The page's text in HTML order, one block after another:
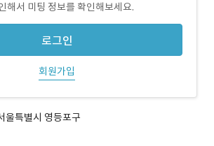
해서 미팅 정보를 확인해보세요.
로그인
회원가입
울특별시 영등포구